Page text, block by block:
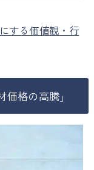
する価値観・行
格の高騰」